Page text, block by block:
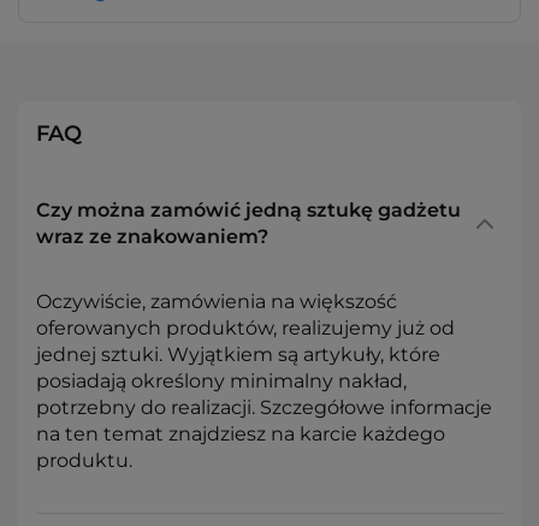
FAQ
Czy można zamówić jedną sztukę gadżetu
wraz ze znakowaniem?
Oczywiście, zamówienia na większość
oferowanych produktów, realizujemy już od
jednej sztuki. Wyjątkiem są artykuły, które
posiadają określony minimalny nakład,
potrzebny do realizacji. Szczegółowe informacje
na ten temat znajdziesz na karcie każdego
produktu.